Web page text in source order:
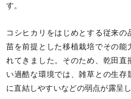
す。
コシヒカリをはじめとする従来
苗を前提とした移植栽培でその能
れてきました。そのため、乾田直
い過酷な環境では、雑草との生存
に直結しやすいなどの弱点が露呈し